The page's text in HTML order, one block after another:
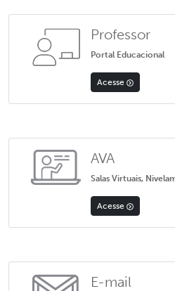
Professor
Portal Educacional
Acesse
AVA
Salas Virtuais,
Acesse
E-mail